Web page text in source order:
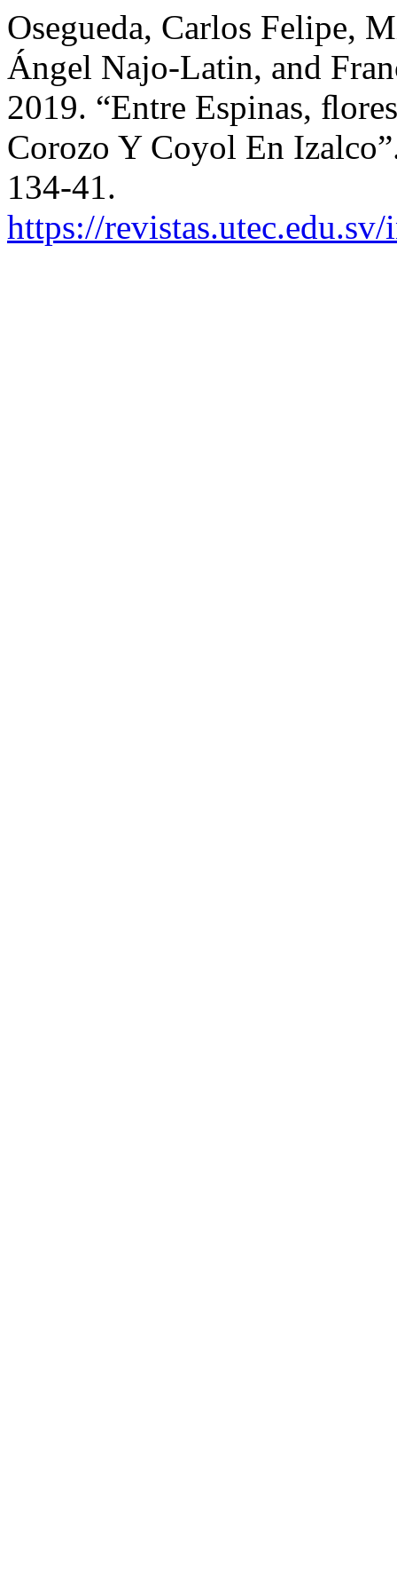
Osegueda, Carlos Felipe,
Ángel Najo-Latin, and
2019. “Entre Espinas,
Corozo Y Coyol En
134-41.
https://